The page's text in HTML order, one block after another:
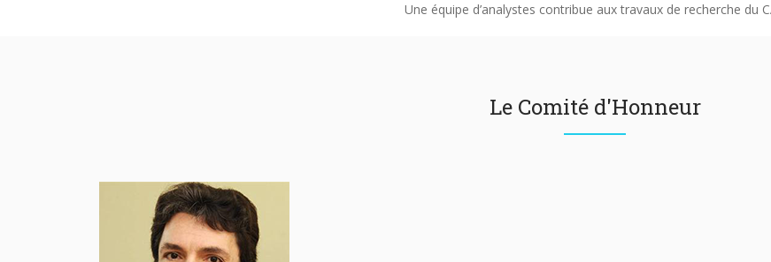
Une équipe d’analystes contribue aux travaux de recherche du
Le Comité d'Honneur